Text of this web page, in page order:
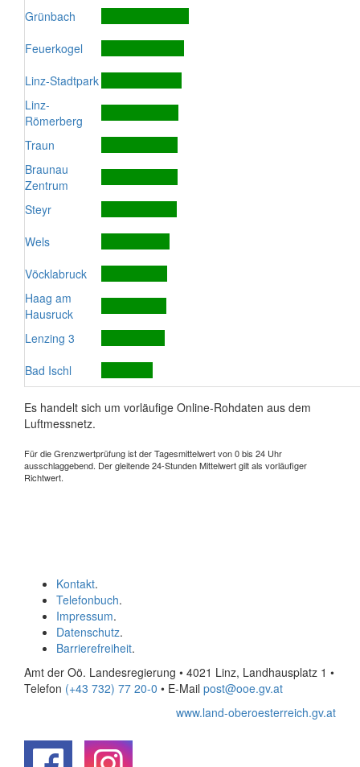
Grünbach
Feuerkogel
Linz-Stadtpark
Linz-
Römerberg
Traun
Braunau
Zentrum
Steyr
Wels
Vöcklabruck
Haag am
Hausruck
Lenzing 3
Bad Ischl
Es handelt sich um vorläufige Online-Rohdaten aus dem
Luftmessnetz.
Für die Grenzwertprüfung ist der Tagesmittelwert von 0 bis 24 Uhr
ausschlaggebend. Der gleitende 24-Stunden Mittelwert gilt als vorläufiger
Richtwert.
Kontakt.
Telefonbuch.
Impressum.
Datenschutz.
Barrierefreiheit.
Amt der Oö. Landesregierung • 4021 Linz, Landhausplatz 1 •
Telefon (+43 732) 77 20-0 • E-Mail post@ooe.gv.at
www.land-oberoesterreich.gv.at